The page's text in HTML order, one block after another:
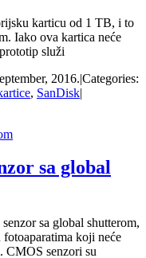
karticu od 1 TB, i to
Iako ova kartica neće
služi
2016.|Categories:
, SanDisk|
sa global
sa global shutterom,
koji neće
CMOS senzori su